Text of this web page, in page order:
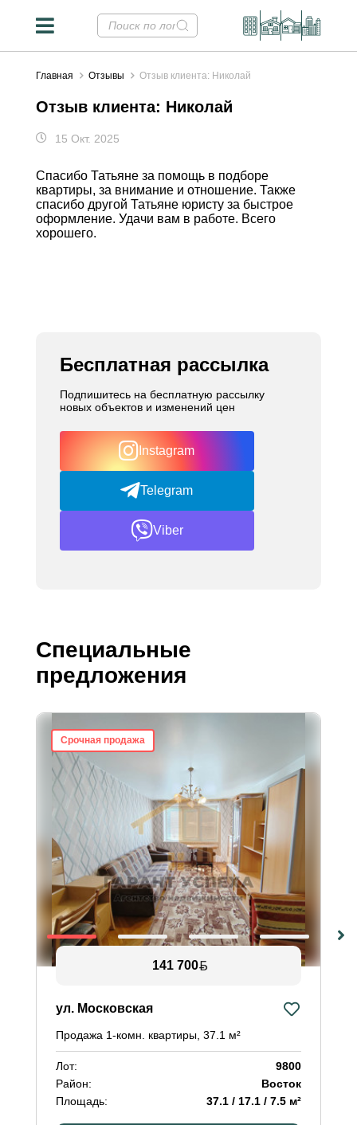
Главная Отзывы Отзыв клиента: Николай
Отзыв клиента: Николай
15 Окт. 2025
Спасибо Татьяне за помощь в подборе
квартиры, за внимание и отношение. Также
спасибо другой Татьяне юристу за быстрое
оформление. Удачи вам в работе. Всего
хорошего.
Бесплатная рассылка
Подпишитесь на бесплатную рассылку
новых объектов и изменений цен
Instagram
Telegram
Viber
Специальные
предложения
Срочная продажа
141 700
ул. Московская
Продажа 1-комн. квартиры, 37.1 м²
Лот:
9800
Район:
Восток
Площадь:
37.1 / 17.1 / 7.5 м²